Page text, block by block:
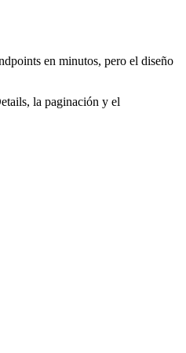
en minutos, pero el diseño
la paginación y el